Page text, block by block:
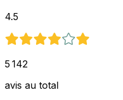
4.5
5 142
avis au total